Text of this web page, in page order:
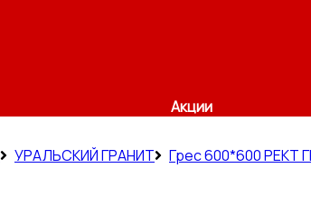
Акции
УРАЛЬСКИЙ ГРАНИТ Грес 600*600 РЕКТ